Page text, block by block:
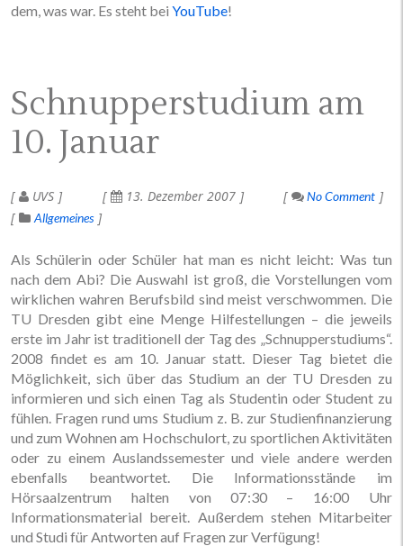
dem, was war. Es steht bei YouTube!
Schnupperstudium am
10. Januar
UVS 13. Dezember 2007
No Comment
Allgemeines
Als Schülerin oder Schüler hat man es nicht leicht: Was tun
nach dem Abi? Die Auswahl ist groß, die Vorstellungen vom
wirklichen wahren Berufsbild sind meist verschwommen. Die
TU Dresden gibt eine Menge Hilfestellungen – die jeweils
erste im Jahr ist traditionell der Tag des „Schnupperstudiums“.
2008 findet es am 10. Januar statt. Dieser Tag bietet die
Möglichkeit, sich über das Studium an der TU Dresden zu
informieren und sich einen Tag als Studentin oder Student zu
fühlen. Fragen rund ums Studium z. B. zur Studienfinanzierung
und zum Wohnen am Hochschulort, zu sportlichen Aktivitäten
oder zu einem Auslandssemester und viele andere werden
ebenfalls beantwortet. Die Informationsstände im
Hörsaalzentrum halten von 07:30 – 16:00 Uhr
Informationsmaterial bereit. Außerdem stehen Mitarbeiter
und Studi für Antworten auf Fragen zur Verfügung!